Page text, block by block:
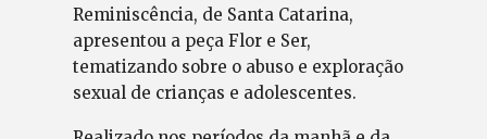
Reminiscência, de Santa Catarina,
apresentou a peça Flor e Ser,
tematizando sobre o abuso e exploração
sexual de crianças e adolescentes.